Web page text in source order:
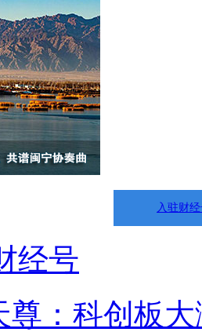
入驻财
经号
尊：科创板